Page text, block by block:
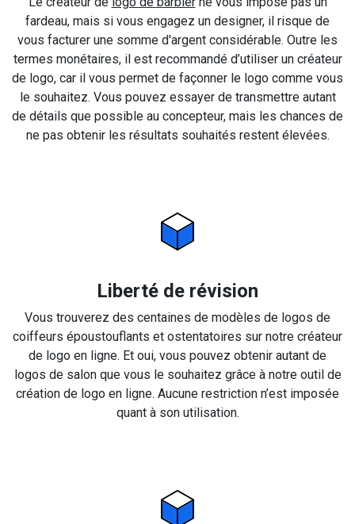
fardeau, mais si vous engagez un designer, il risque de
vous facturer une somme d'argent considérable. Outre les
termes monétaires, il est recommandé d’utiliser un créateur
de logo, car il vous permet de façonner le logo comme vous
le souhaitez. Vous pouvez essayer de transmettre autant
de détails que possible au concepteur, mais les chances de
ne pas obtenir les résultats souhaités restent élevées.
Liberté de révision
Vous trouverez des centaines de modèles de logos de
coiffeurs époustouflants et ostentatoires sur notre créateur
de logo en ligne. Et oui, vous pouvez obtenir autant de
logos de salon que vous le souhaitez grâce à notre outil de
création de logo en ligne. Aucune restriction n’est imposée
quant à son utilisation.